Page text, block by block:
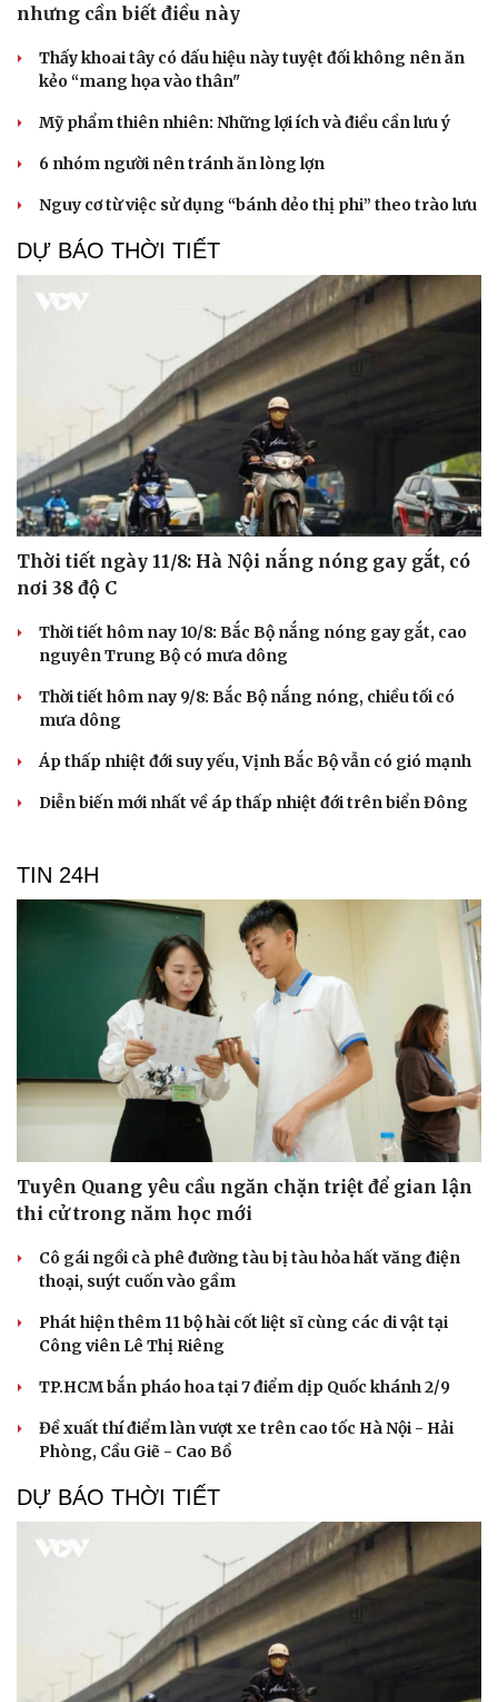
nhưng cần biết điều này
Thấy khoai tây có dấu hiệu này tuyệt đối không nên ăn
kẻo “mang họa vào thân"
Mỹ phẩm thiên nhiên: Những lợi ích và điều cần lưu ý
6 nhóm người nên tránh ăn lòng lợn
Nguy cơ từ việc sử dụng “bánh dẻo thị phi” theo trào lưu
DỰ BÁO THỜI TIẾT
Thời tiết ngày 11/8: Hà Nội nắng nóng gay gắt, có
nơi 38 độ C
Thời tiết hôm nay 10/8: Bắc Bộ nắng nóng gay gắt, cao
nguyên Trung Bộ có mưa dông
Thời tiết hôm nay 9/8: Bắc Bộ nắng nóng, chiều tối có
mưa dông
Áp thấp nhiệt đới suy yếu, Vịnh Bắc Bộ vẫn có gió mạnh
Diễn biến mới nhất về áp thấp nhiệt đới trên biển Đông
TIN 24H
Tuyên Quang yêu cầu ngăn chặn triệt để gian lận
thi cử trong năm học mới
Cô gái ngồi cà phê đường tàu bị tàu hỏa hất văng điện
thoại, suýt cuốn vào gầm
Phát hiện thêm 11 bộ hài cốt liệt sĩ cùng các di vật tại
Công viên Lê Thị Riêng
TP.HCM bắn pháo hoa tại 7 điểm dịp Quốc khánh 2/9
Đề xuất thí điểm làn vượt xe trên cao tốc Hà Nội - Hải
Phòng, Cầu Giẽ - Cao Bồ
DỰ BÁO THỜI TIẾT